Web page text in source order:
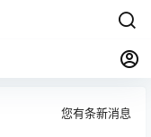
您有条新消息